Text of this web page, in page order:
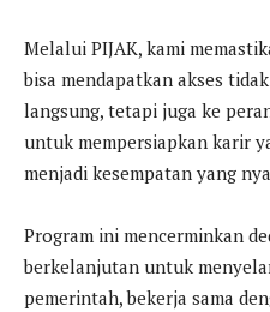
Melalui PIJAK, kami
bisa mendapatkan akses
langsung, tetapi juga ke
untuk mempersiapkan karir
menjadi kesempatan yang
Program ini mencerminkan
berkelanjutan untuk
pemerintah, bekerja sama